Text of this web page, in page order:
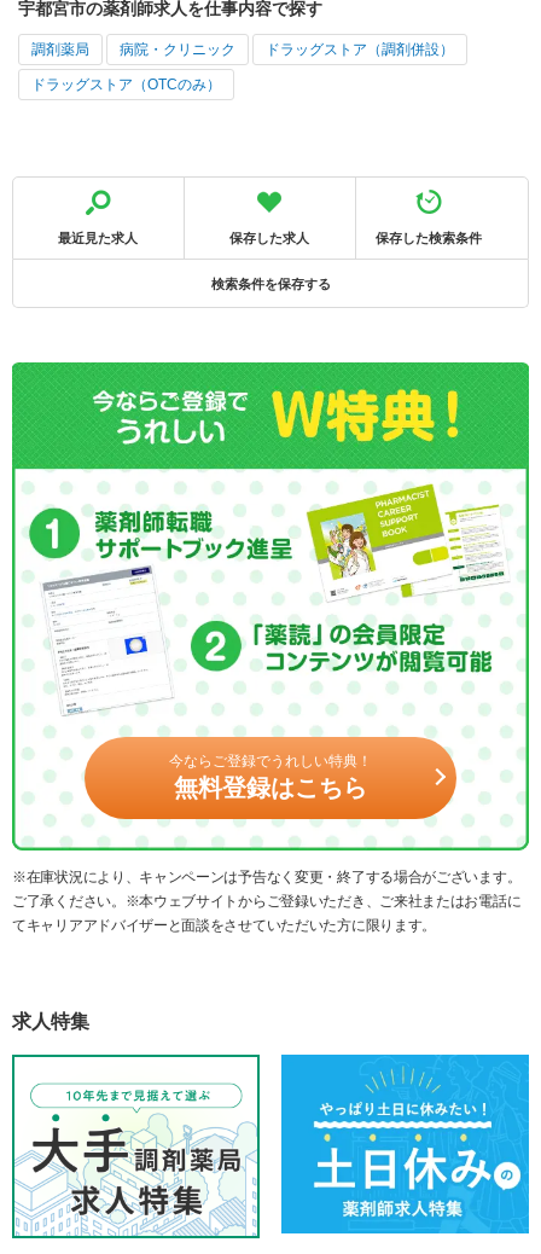
宇都宮市の薬剤師求人を仕事内容で探す
調剤薬局 病院・クリニック ドラッグストア（調剤併設）
ドラッグストア（OTCのみ）
最近見た求人 保存した求人 保存した検索条件
検索条件を保存する
今ならご登録でうれしい特典！
無料登録はこちら
※在庫状況により、キャンペーンは予告なく変更・終了する場合がございます。
ご了承ください。※本ウェブサイトからご登録いただき、ご来社またはお電話に
てキャリアアドバイザーと面談をさせていただいた方に限ります。
求人特集